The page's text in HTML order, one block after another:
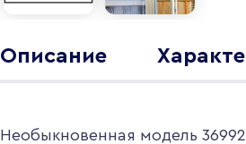
Описание
Необыкновенная модель